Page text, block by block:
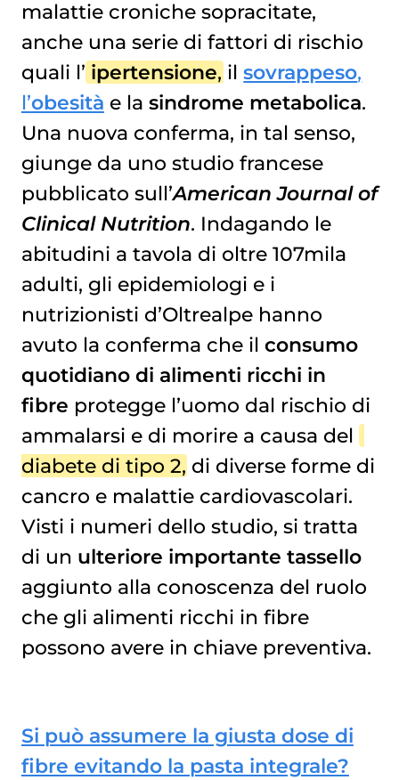
malattie croniche sopracitate,
anche una serie di fattori di rischio
quali l’ ipertensione, ilsovrappeso,
l’obesità e la sindrome metabolica.
Una nuova conferma, in tal senso,
giunge da uno studio francese
pubblicato sull’American Journal of
Clinical Nutrition. Indagando le
abitudini a tavola di oltre 107mila
adulti, gli epidemiologi e i
nutrizionisti d’Oltrealpe hanno
avuto la conferma che il consumo
quotidiano di alimenti ricchi in
fibre protegge l’uomo dal rischio di
ammalarsi e di morire a causa del
diabete di tipo 2, di diverse forme di
cancro e malattie cardiovascolari.
Visti i numeri dello studio, si tratta
di un ulteriore importante tassello
aggiunto alla conoscenza del ruolo
che gli alimenti ricchi in fibre
possono avere in chiave preventiva.
Si può assumere la giusta dose di
fibre evitando la pasta integrale?